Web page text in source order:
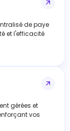
de paye
et l'efficacité
gérées et
vos